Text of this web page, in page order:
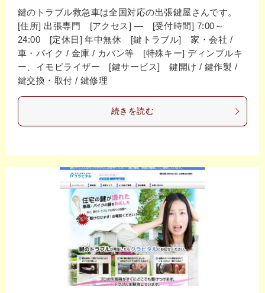
鍵のトラブル救急車は全国対応の出張鍵屋さんです。
[住所] 出張専門 [アクセス] ― [受付時間] 7:00～
24:00 [定休日] 年中無休 [鍵トラブル] 家・会社 /
車・バイク / 金庫 / カバン等 [特殊キー] ディンプルキ
ー、イモビライザー [鍵サービス] 鍵開け / 鍵作製 /
鍵交換・取付 / 鍵修理
続きを読む